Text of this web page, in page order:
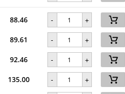
88.46 - +
89.61 - +
92.46 - +
135.00 - +